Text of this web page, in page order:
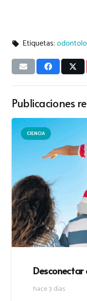
local_offer Etiquetas:
Publicaciones
CIENCIA
hace 3 días